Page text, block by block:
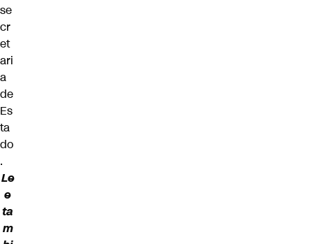
se
cr
et
ari
a
de
Es
ta
do
.
Le
e
ta
m